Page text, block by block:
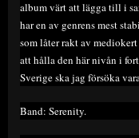
album värt att lägga till i
har en av genrens mest
som låter rakt av
att hålla den här nivån i
Sverige ska jag försöka
Band: Serenity.